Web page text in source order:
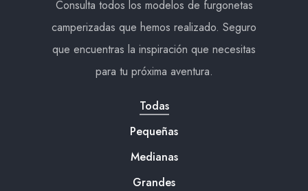
Consulta todos los modelos de furgonetas
camperizadas que hemos realizado. Seguro
que encuentras la inspiración que necesitas
para tu próxima aventura.
Todas
Pequeñas
Medianas
Grandes